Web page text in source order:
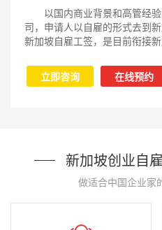
以国内商业背景和高管经验
司，申请人以自雇的形式去到
新加坡自雇工签，是目前衔接新
立即咨询 在线预约
新加坡创业自
做适合中国企业家